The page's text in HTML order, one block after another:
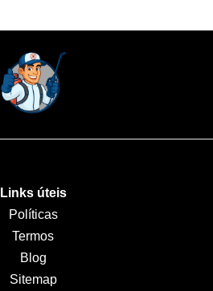
Links úteis
Políticas
Termos
Blog
Sitemap